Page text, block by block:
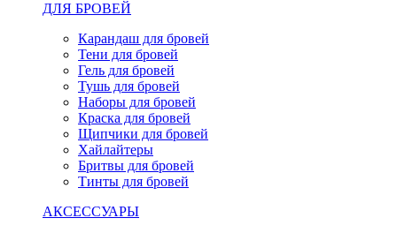
ДЛЯ БРОВЕЙ
Карандаш для бровей
Тени для бровей
Гель для бровей
Тушь для бровей
Наборы для бровей
Краска для бровей
Щипчики для бровей
Хайлайтеры
Бритвы для бровей
Тинты для бровей
АКСЕССУАРЫ